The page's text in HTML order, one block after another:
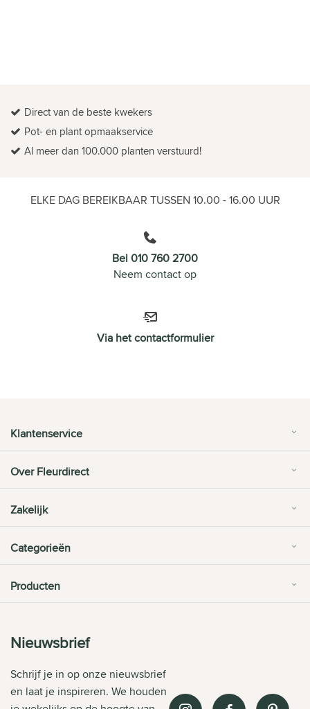
Direct van de beste kwekers
Pot- en plant opmaakservice
Al meer dan 100.000 planten verstuurd!
ELKE DAG BEREIKBAAR TUSSEN 10.00 - 16.00 UUR
Bel 010 760 2700
Neem contact op
Via het contactformulier
Klantenservice
Over Fleurdirect
Zakelijk
Categorieën
Producten
Nieuwsbrief
Schrijf je in op onze nieuwsbrief
en laat je inspireren. We houden